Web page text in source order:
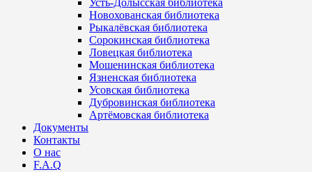
Усть-Долысская библиотека
Новохованская библиотека
Рыкалёвская библиотека
Сорокинская библиотека
Ловецкая библиотека
Мошенинская библиотека
Язненская библиотека
Усовская библиотека
Дубровинская библиотека
Артёмовская библиотека
Документы
Контакты
О нас
F.A.Q